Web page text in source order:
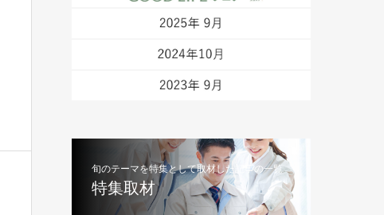
旬のテーマを特集として取材した記事の一覧
特集取材